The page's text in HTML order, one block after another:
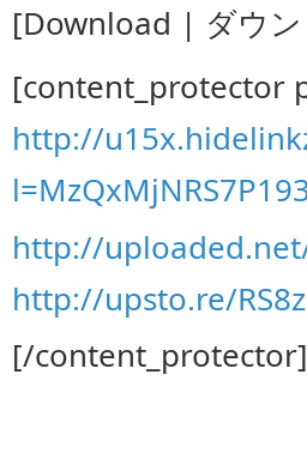
[Download | ダウ
[content_protector
http://
http://
http://upsto.re/
[/content_protector]